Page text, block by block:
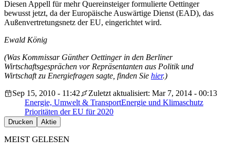
Diesen Appell für mehr Quereinsteiger formulierte Oettinger
bewusst jetzt, da der Europäische Auswärtige Dienst (EAD), das
Außenvertretungsnetz der EU, eingerichtet wird.
Ewald König
(Was Kommissar Günther Oettinger in den Berliner
Wirtschaftsgesprächen vor Repräsentanten aus Politik und
Wirtschaft zu Energiefragen sagte, finden Sie hier.)
Sep 15, 2010 - 11:42
Zuletzt aktualisiert: Mar 7, 2014 - 00:13
Energie, Umwelt & TransportEnergie und Klimaschutz
Prioritäten der EU für 2020
Drucken Aktie
MEIST GELESEN